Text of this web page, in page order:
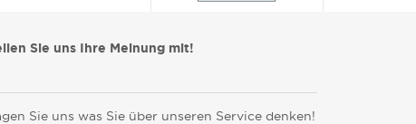
Sie uns Ihre Meinung mit!
Sie uns was Sie über unseren Service denken!